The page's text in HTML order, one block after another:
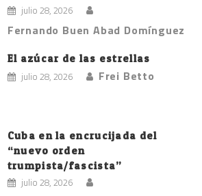
julio 28, 2026
Fernando Buen Abad Domínguez
El azúcar de las estrellas
julio 28, 2026 Frei Betto
Cuba en la encrucijada del
“nuevo orden
trumpista/fascista”
julio 28, 2026